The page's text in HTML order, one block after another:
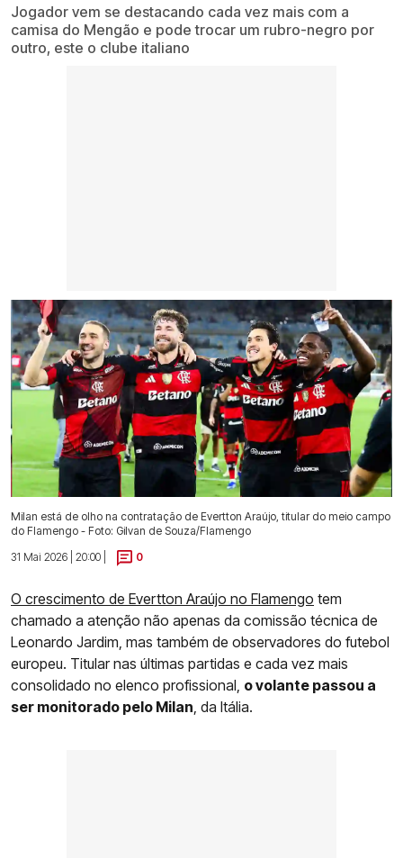
Jogador vem se destacando cada vez mais com a
camisa do Mengão e pode trocar um rubro-negro por
outro, este o clube italiano
Milan está de olho na contratação de Evertton Araújo, titular do meio campo
do Flamengo - Foto: Gilvan de Souza/Flamengo
31 Mai 2026 | 20:00 |
0
O crescimento de Evertton Araújo no Flamengo tem
chamado a atenção não apenas da comissão técnica de
Leonardo Jardim, mas também de observadores do futebol
europeu. Titular nas últimas partidas e cada vez mais
consolidado no elenco profissional, o volante passou a
ser monitorado pelo Milan , da Itália.